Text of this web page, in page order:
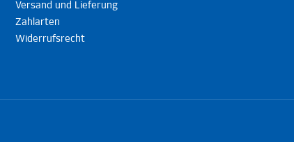
Versand und Lieferung
Zahlarten
Widerrufsrecht